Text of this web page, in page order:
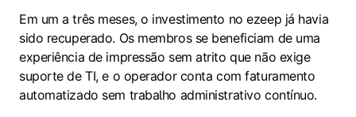
Em um a três meses, o investimento no ezeep já havia
sido recuperado. Os membros se beneficiam de uma
experiência de impressão sem atrito que não exige
suporte de TI, e o operador conta com faturamento
automatizado sem trabalho administrativo contínuo.